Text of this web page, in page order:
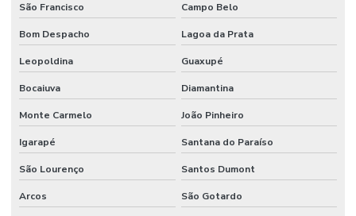
São Francisco Campo Belo
Bom Despacho Lagoa da Prata
Leopoldina Guaxupé
Bocaiuva Diamantina
Monte Carmelo João Pinheiro
Igarapé Santana do Paraíso
São Lourenço Santos Dumont
Arcos São Gotardo